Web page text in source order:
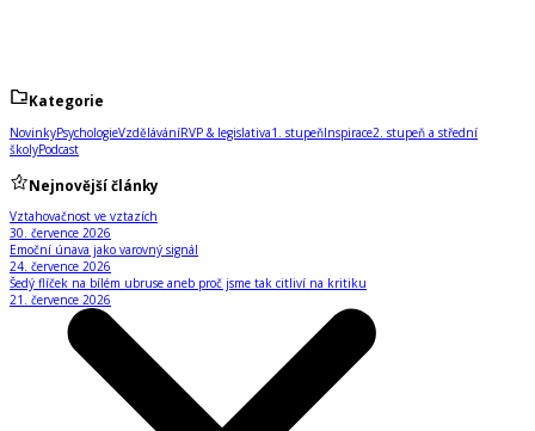
Kategorie
NovinkyPsychologieVzděláváníRVP & legislativa1. stupeňInspirace2. stupeň a střední
školyPodcast
Nejnovější články
Vztahovačnost ve vztazích
30. července 2026
Emoční únava jako varovný signál
24. července 2026
Šedý flíček na bílém ubruse aneb proč jsme tak citliví na kritiku
21. července 2026